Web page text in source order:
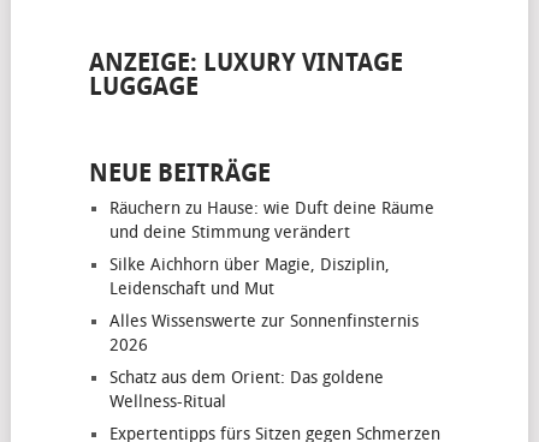
ANZEIGE: LUXURY VINTAGE
LUGGAGE
NEUE BEITRÄGE
Räuchern zu Hause: wie Duft deine Räume
und deine Stimmung verändert
Silke Aichhorn über Magie, Disziplin,
Leidenschaft und Mut
Alles Wissenswerte zur Sonnenfinsternis
2026
Schatz aus dem Orient: Das goldene
Wellness-Ritual
Expertentipps fürs Sitzen gegen Schmerzen